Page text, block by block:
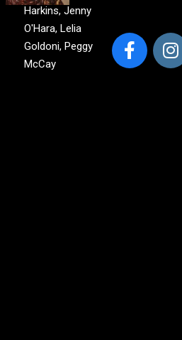
Harkins, Jenny
O'Hara, Lelia
Goldoni, Peggy
McCay